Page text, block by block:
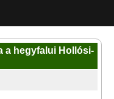
a hegyfalui Hollósi-